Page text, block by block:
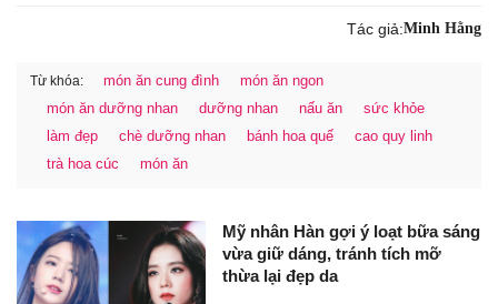
Tác giả:Minh Hằng
Từ khóa: món ăn cung đình
món ăn ngon
món ăn dưỡng nhan
dưỡng nhan nấu ăn
sức khỏe
làm đẹp
chè dưỡng nhan bánh hoa quế
cao quy linh
trà hoa cúc
món ăn
Mỹ nhân Hàn gợi ý loạt bữa sáng
vừa giữ dáng, tránh tích mỡ
thừa lại đẹp da